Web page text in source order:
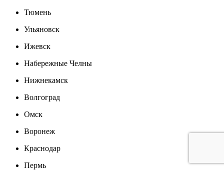
Тюмень
Ульяновск
Ижевск
Набережные Челны
Нижнекамск
Волгоград
Омск
Воронеж
Краснодар
Пермь